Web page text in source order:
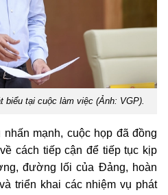
biểu tại cuộc làm việc (Ảnh: VGP).
mạnh, cuộc họp đã đồng
cách tiếp cận để tiếp tục kịp
đường lối của Đảng, hoàn
triển khai các nhiệm vụ phát